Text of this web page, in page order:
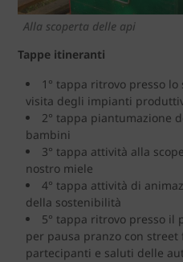
Alla scoperta delle api
Tappe itineranti
1° tappa ritrovo presso
visita degli impianti
2° tappa piantumazione
bambini
3° tappa attività alla
nostro miele
4° tappa attività di
della sostenibilità
5° tappa ritrovo presso il
per pausa pranzo con
partecipanti e saluti delle